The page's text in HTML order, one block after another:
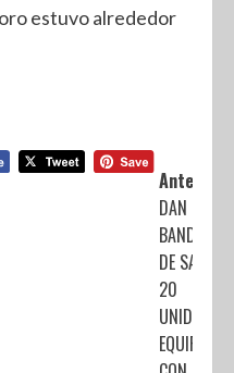
estuvo alrededor
Anterior:
DAN
DE SALIDA
20
UNIDADES
EQUIPADAS